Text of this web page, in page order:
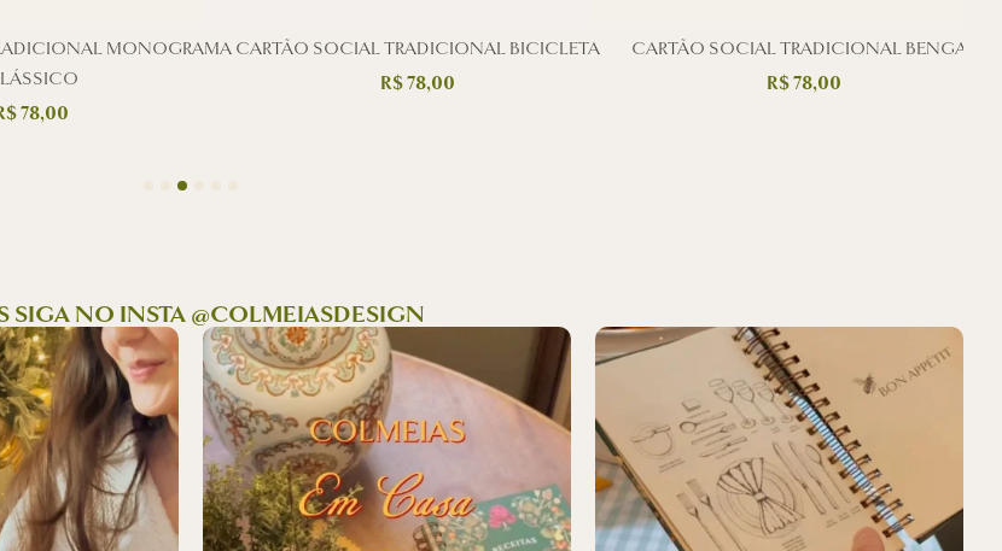
MONOGRAMA
78,00
CARTÃO SOCIAL TRADICIONAL BICICLETA
R$78,00
CARTÃO SOCIAL TRADICIONAL BENGAL
R$78,00
SIGA NO INSTA @COLMEIASDESIGN